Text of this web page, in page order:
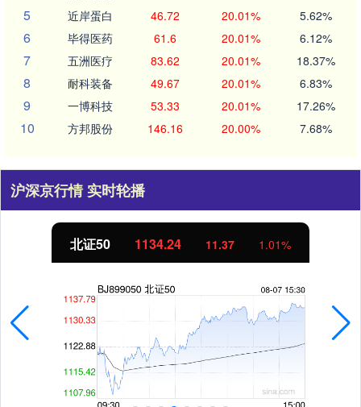
5 近岸蛋白 46.72 20.01% 5.62%
6 毕得医药 61.6 20.01% 6.12%
7 五洲医疗 83.62 20.01% 18.37%
8 耐科装备 49.67 20.01% 6.83%
9 一博科技 53.33 20.01% 17.26%
10 方邦股份 146.16 20.00% 7.68%
沪深京行情 实时轮播
北证50 1134.24 11.37 1.01%